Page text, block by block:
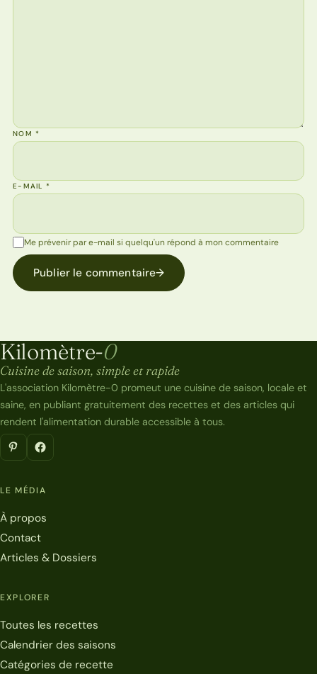
NOM*
E-MAIL*
Me prévenir par e-mail si quelqu'un répond à mon commentaire
Publier le commentaire→
Kilomètre-0
Kilomètre-0
Cuisine de saison, simple et rapide
L'association Kilomètre-0 promeut une cuisine de saison, locale et
saine, en publiant gratuitement des recettes et des articles qui
rendent l'alimentation durable accessible à tous.
LE MÉDIA
À propos
Contact
Articles & Dossiers
EXPLORER
Toutes les recettes
Calendrier des saisons
Catégories de recette